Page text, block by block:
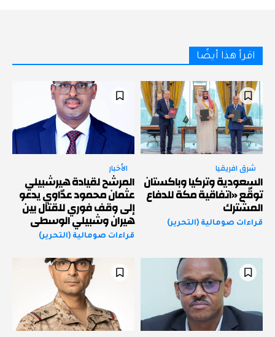
اقرأ هذا أيضًا
شرق افريقيا
السعودية وتركيا وباكستان
توقّع «اتفاقية مكة للدفاع
المشترك
قراءات صومالية (التحرير)
الأخبار
المرشح لقيادة هيرشبيلي
عثمان محمود عدّاوي يدعو
إلى وقف فوري للقتال بين
هيران وشبيلي الوسطى
قراءات صومالية (التحرير)